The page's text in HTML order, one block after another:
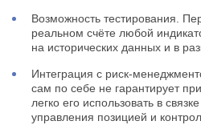
Возможность тестирования.
реальном счёте любой
на исторических данных и в
Интеграция с риск-
сам по себе не гарантирует
легко его использовать в
управления позицией и